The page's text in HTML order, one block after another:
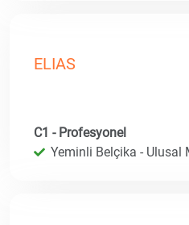
ELIAS
C1 - Profesyonel
Yeminli Belçika - Ulusal